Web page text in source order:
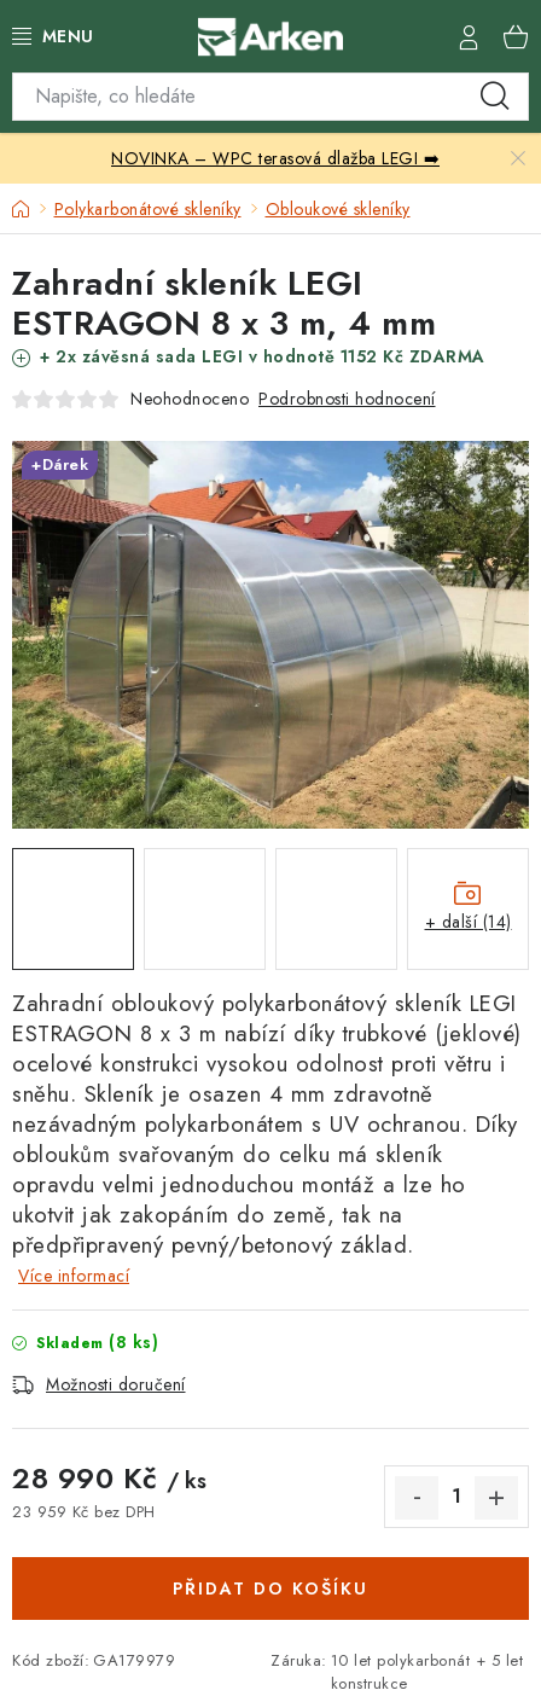
na
Skleníky
Zahradní přístřešky
Zahradní nábytek
Grily a ohniště
Vytápění
NOVINKA – WPC terasová dlažba LEGI ➡️
DomůPolykarbonátové skleníky Obloukové skleníky
Zahradní obloukový polykarbonátový skleník LEGI
ESTRAGON 8 x 3 m nabízí díky trubkové (jeklové)
ocelové konstrukci vysokou odolnost proti větru i
sněhu. Skleník je osazen 4 mm zdravotně
nezávadným polykarbonátem s UV ochranou. Díky
obloukům svařovaným do celku má skleník
opravdu velmi jednoduchou montáž a lze ho
ukotvit jak zakopáním do země, tak na
předpřipravený pevný/betonový základ.
Více informací
Skladem (8 ks)
Možnosti doručení
28 990 Kč / ks
23 959 Kč bez DPH
PŘIDAT DO KOŠÍKU
Kód zboží: GA179979 Záruka: 10 let polykarbonát + 5 let
konstrukce
Zahradní skleník LEGI
ESTRAGON 8 x 3 m, 4 mm
+ 2x závěsná sada LEGI v hodnotě 1152 Kč ZDARMA
Neohodnoceno Podrobnosti hodnocení
+Dárek
+ další (14)